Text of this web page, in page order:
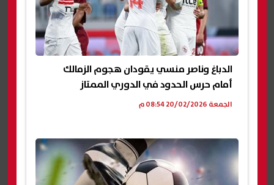
الدباغ وناصر منسي يقودان هجوم الزمالك
أمام حرس الحدود في الدوري الممتاز
الجمعة 20/02/2026 08:54 م